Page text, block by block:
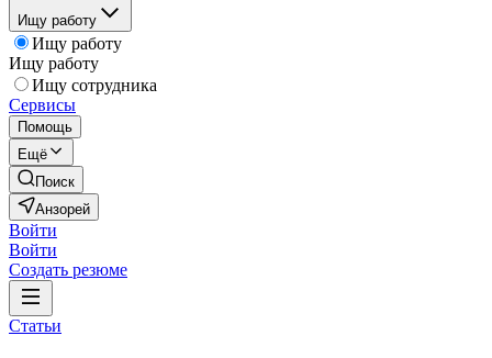
Ищу работу
Ищу работу
Ищу работу
Ищу сотрудника
Сервисы
Помощь
Ещё
Поиск
Анзорей
Войти
Войти
Создать резюме
Статьи